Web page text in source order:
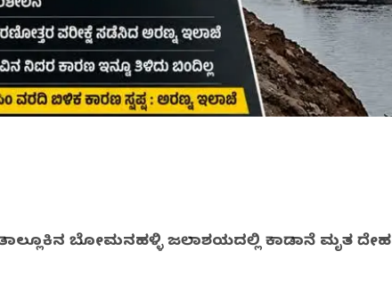
ಬೋಮನಹಳ್ಳಿ ಜಲಾಶಯದಲ್ಲಿ ಕಾಡಾನೆ ಮೃತ ದೇಹ